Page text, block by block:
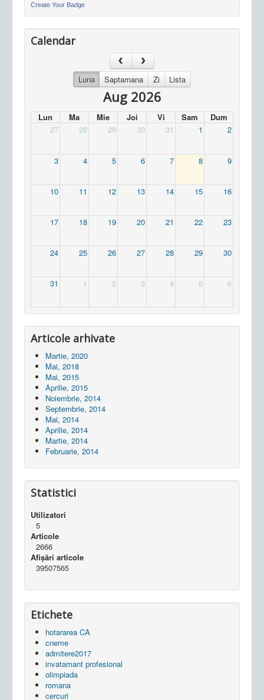
Create Your Badge
Calendar
Luna Saptamana Zi Lista
Aug 2026
Lun Ma Mie Joi Vi Sam
Dum
27
28 29 30 31 1 2
3 4 5 6 7 8 9
10 11 12 13 14 15 16
17 18 19 20 21 22 23
24 25 26 27 28 29 30
31 1 2 3 4 5 6
Articole arhivate
Martie, 2020
Mai, 2018
Mai, 2015
Aprilie, 2015
Noiembrie, 2014
Septembrie, 2014
Mai, 2014
Aprilie, 2014
Martie, 2014
Februarie, 2014
Statistici
Utilizatori
5
Articole
2666
Afișări articole
39507565
Etichete
hotararea CA
cneme
admitere2017
invatamant profesional
olimpiada
romana
cercuri